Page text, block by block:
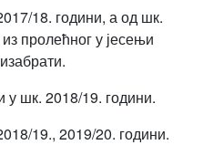
18. години, а од шк.
пролећног у јесењи
шк. 2018/19. години.
19., 2019/20. години.